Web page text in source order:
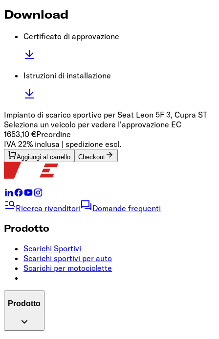
Download
Certificato di approvazione
Istruzioni di installazione
Impianto di scarico sportivo per Seat Leon 5F 3, Cupra ST
Seleziona un veicolo per vedere l'approvazione EC
1653,10 €Preordine
IVA 22% inclusa | spedizione escl.
Aggiungi al carrello Checkout
Ricerca rivenditori Domande frequenti
Prodotto
Scarichi Sportivi
Scarichi sportivi per auto
Scarichi per motociclette
Prodotto